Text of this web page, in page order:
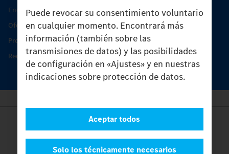
Puede revocar su consentimiento voluntario
en cualquier momento. Encontrará más
información (también sobre las
transmisiones de datos) y las posibilidades
de configuración en «Ajustes» y en nuestras
indicaciones sobre protección de datos.
Solo los técnicamente necesarios
Aceptar todos
Encontrar un socio
Oferta de servicio del Unimog
Productos de piezas y servicio
Recambios originales
Provider
Contacto